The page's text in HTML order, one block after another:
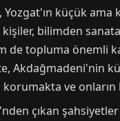
Yozgat'ın küçük
kişiler, bilimden
de topluma önemli
Akdağmadeni'nin
korumakta ve
çıkan